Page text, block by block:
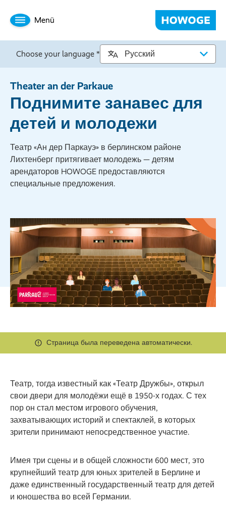
Menü
Choose your language *
Theater an der Parkaue
Поднимите занавес для
детей и молодежи
Театр «Ан дер Паркауэ» в берлинском районе
Лихтенберг притягивает молодежь — детям
арендаторов HOWOGE предоставляются
специальные предложения.
Страница была переведена автоматически.
Театр, тогда известный как «Театр Дружбы», открыл
свои двери для молодёжи ещё в 1950-х годах. С тех
пор он стал местом игрового обучения,
захватывающих историй и спектаклей, в которых
зрители принимают непосредственное участие.
Имея три сцены и в общей сложности 600 мест, это
крупнейший театр для юных зрителей в Берлине и
даже единственный государственный театр для детей
и юношества во всей Германии.